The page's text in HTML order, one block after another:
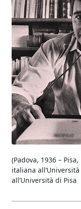
(Padova, 1936 –
italiana
all’Università di Pisa